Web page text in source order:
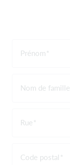
Prénom
Nom de famille
Rue
Code postal